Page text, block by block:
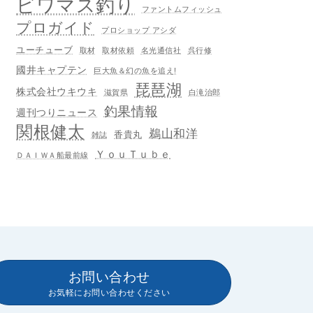
ビワマス釣り ファントムフィッシュ
プロガイド プロショップ アシダ
ユーチューブ 取材 取材依頼 名光通信社 呉行修
國井キャプテン 巨大魚＆幻の魚を追え!
株式会社ウキウキ 滋賀県 琵琶湖 白滝治郎
週刊つりニュース 釣果情報
関根健太 雑誌 香貴丸 鵜山和洋
ＤＡＩＷＡ船最前線 ＹｏｕＴｕｂｅ
お問い合わせ
お気軽にお問い合わせください